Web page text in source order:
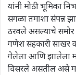
यांनी मोठी भूमिका
सगळा तमाशा संपन्न
ठरवले असल्याचे समोर
गणेश सहकारी साखर
गेलेला आणि झालेला
विसरले असतील असे